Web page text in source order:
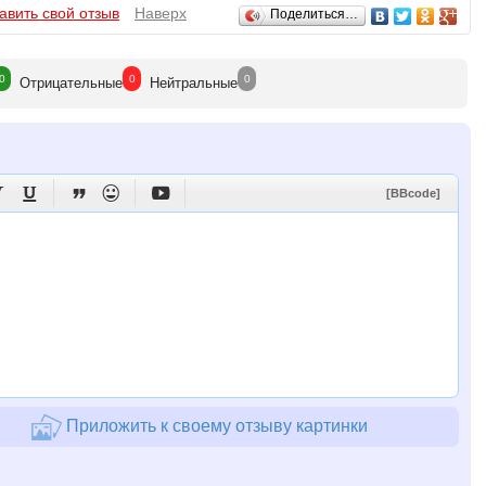
необходимые для ремонта Вашего автомобиля.
свой отзыв Наверх Поделиться…
0 Отрицательные 0 Нейтральные 0
    [BBcode]
Приложить к своему отзыву картинки